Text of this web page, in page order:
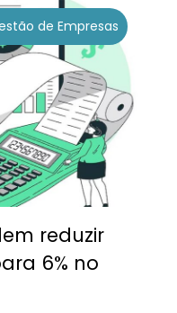
de Empresas
reduzir
6% no